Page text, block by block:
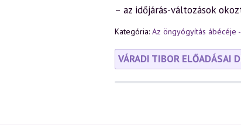
– az időjárás-változások
Kategória: Az öngyógyítás ábécéje
VÁRADI TIBOR ELŐADÁSAI